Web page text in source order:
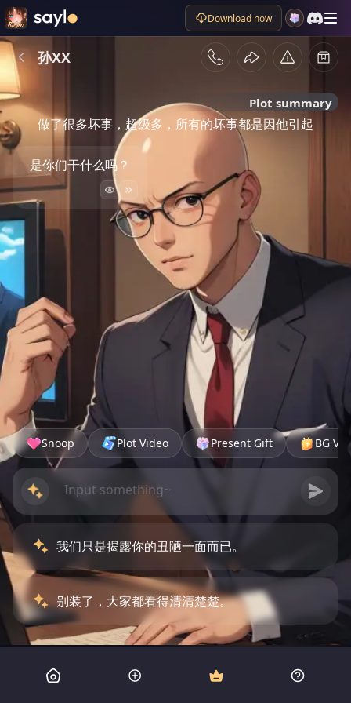
Download now
孙XX
Plot summary
做了很多坏事，超级多，所有的坏事都是因他引起
是你们干什么吗？
Snoop Plot Video Present Gift BG
我们只是揭露你的丑陋一面而已。
别装了，大家都看得清清楚楚。